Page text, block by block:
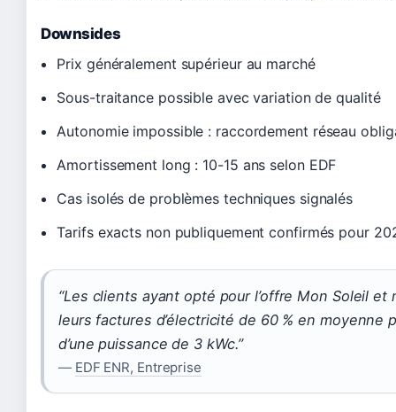
Downsides
Prix généralement supérieur au marché
Sous-traitance possible avec variation de qualité
Autonomie impossible : raccordement réseau
Amortissement long : 10-15 ans selon EDF
Cas isolés de problèmes techniques signalés
Tarifs exacts non publiquement confirmés pour
“Les clients ayant opté pour l’offre Mon Soleil et
leurs factures d’électricité de 60 % en moyenne
d’une puissance de 3 kWc.”
— EDF ENR, Entreprise